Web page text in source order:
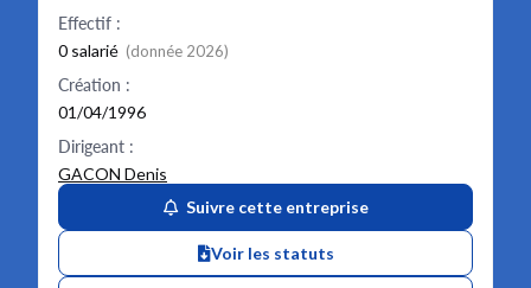
Effectif :
0 salarié (donnée 2026)
Création :
01/04/1996
Dirigeant :
GACON Denis
Suivre cette entreprise
Voir les statuts